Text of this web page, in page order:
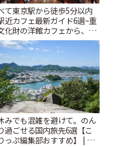
て東京駅から徒歩5分以内
近カフェ最新ガイド6選~重
化財の洋館カフェから、改
ぐのレトロ喫茶まで~ | こと
ぷ
みでも混雑を避けて。のん
過ごせる国内旅先6選【こ
っぷ編集部おすすめ】 | こ